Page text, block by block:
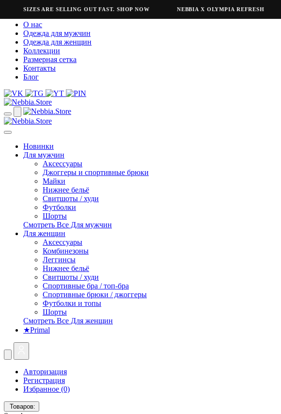
SIZES ARE SELLING OUT FAST. SHOP NOW NEBBIA X OLYMPIA REFRESH
О нас
Одежда для мужчин
Одежда для женщин
Коллекции
Размерная сетка
Контакты
Блог
Новинки
Для мужчин
Аксессуары
Джоггеры и спортивные брюки
Майки
Нижнее бельё
Свитшоты / худи
Футболки
Шорты
Смотреть Все Для мужчин
Для женщин
Аксессуары
Комбинезоны
Леггинсы
Нижнее бельё
Свитшоты / худи
Спортивные бра / топ-бра
Спортивные брюки / джоггеры
Футболки и топы
Шорты
Смотреть Все Для женщин
★Primal
Авторизация
Регистрация
Избранное (0)
Товаров: